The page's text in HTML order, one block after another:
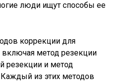
люди ищут способы ее
коррекции для
включая метод резекции
резекции и метод
из этих методов